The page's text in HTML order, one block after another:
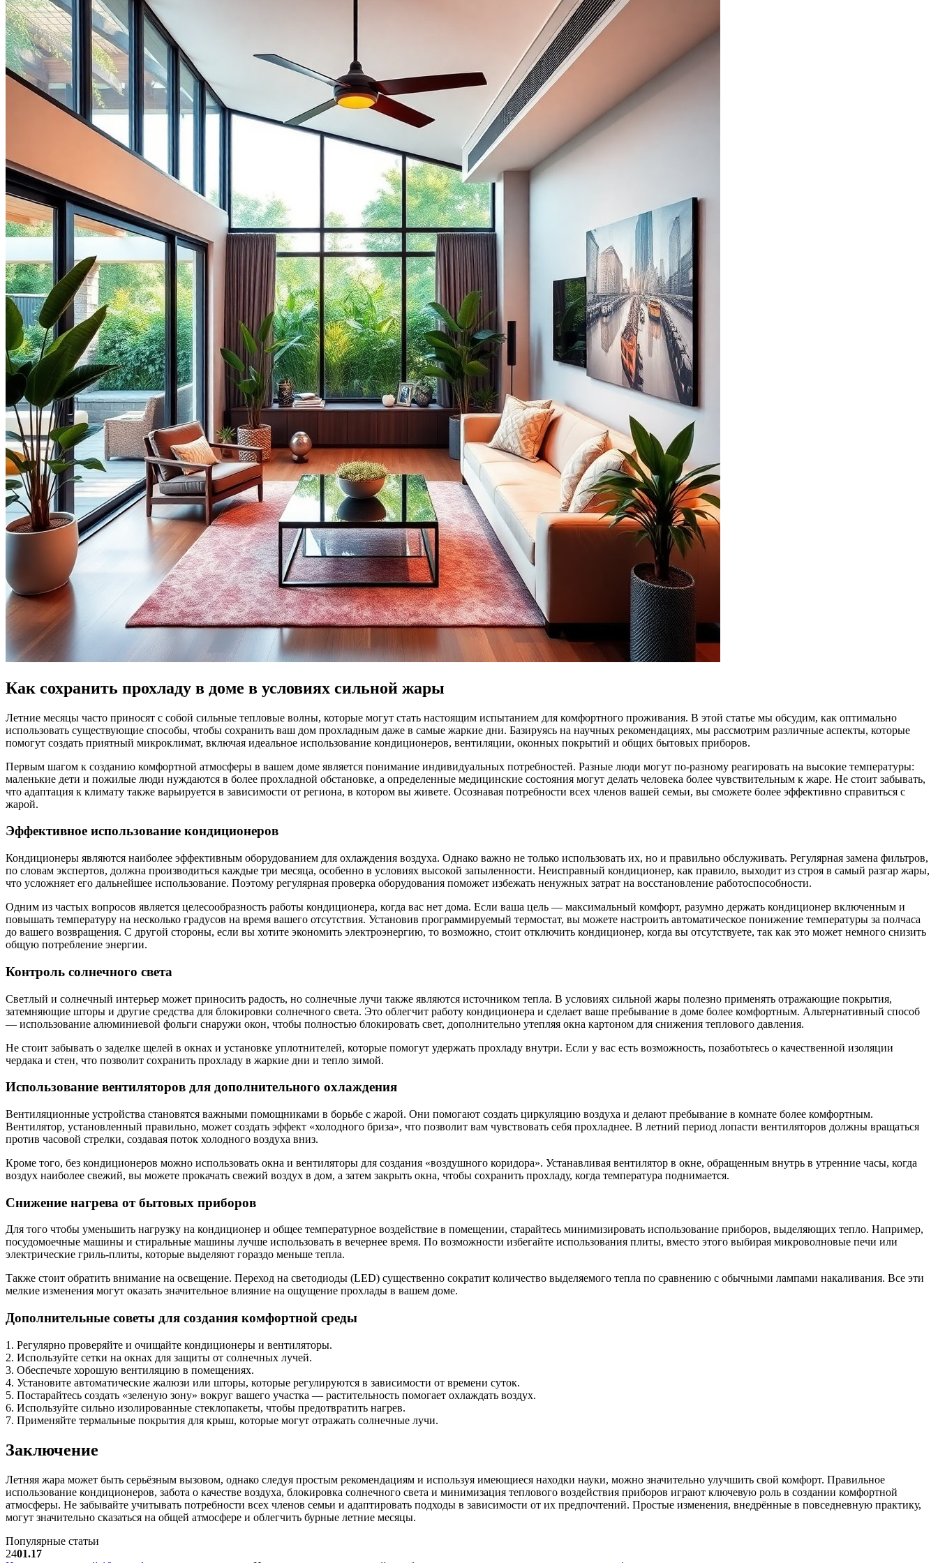
Как сохранить прохладу в доме в условиях сильной жары
Летние месяцы часто приносят с собой сильные тепловые волны, которые могут стать настоящим испытанием для комфортного проживания. В этой статье мы обсудим, как оптимально
использовать существующие способы, чтобы сохранить ваш дом прохладным даже в самые жаркие дни. Базируясь на научных рекомендациях, мы рассмотрим различные аспекты, которые
помогут создать приятный микроклимат, включая идеальное использование кондиционеров, вентиляции, оконных покрытий и общих бытовых приборов.
Первым шагом к созданию комфортной атмосферы в вашем доме является понимание индивидуальных потребностей. Разные люди могут по-разному реагировать на высокие температуры:
маленькие дети и пожилые люди нуждаются в более прохладной обстановке, а определенные медицинские состояния могут делать человека более чувствительным к жаре. Не стоит забывать,
что адаптация к климату также варьируется в зависимости от региона, в котором вы живете. Осознавая потребности всех членов вашей семьи, вы сможете более эффективно справиться с
жарой.
Эффективное использование кондиционеров
Кондиционеры являются наиболее эффективным оборудованием для охлаждения воздуха. Однако важно не только использовать их, но и правильно обслуживать. Регулярная замена фильтров,
по словам экспертов, должна производиться каждые три месяца, особенно в условиях высокой запыленности. Неисправный кондиционер, как правило, выходит из строя в самый разгар жары,
что усложняет его дальнейшее использование. Поэтому регулярная проверка оборудования поможет избежать ненужных затрат на восстановление работоспособности.
Одним из частых вопросов является целесообразность работы кондиционера, когда вас нет дома. Если ваша цель — максимальный комфорт, разумно держать кондиционер включенным и
повышать температуру на несколько градусов на время вашего отсутствия. Установив программируемый термостат, вы можете настроить автоматическое понижение температуры за полчаса
до вашего возвращения. С другой стороны, если вы хотите экономить электроэнергию, то возможно, стоит отключить кондиционер, когда вы отсутствуете, так как это может немного снизить
общую потребление энергии.
Контроль солнечного света
Светлый и солнечный интерьер может приносить радость, но солнечные лучи также являются источником тепла. В условиях сильной жары полезно применять отражающие покрытия,
затемняющие шторы и другие средства для блокировки солнечного света. Это облегчит работу кондиционера и сделает ваше пребывание в доме более комфортным. Альтернативный способ
— использование алюминиевой фольги снаружи окон, чтобы полностью блокировать свет, дополнительно утепляя окна картоном для снижения теплового давления.
Не стоит забывать о заделке щелей в окнах и установке уплотнителей, которые помогут удержать прохладу внутри. Если у вас есть возможность, позаботьтесь о качественной изоляции
чердака и стен, что позволит сохранить прохладу в жаркие дни и тепло зимой.
Использование вентиляторов для дополнительного охлаждения
Вентиляционные устройства становятся важными помощниками в борьбе с жарой. Они помогают создать циркуляцию воздуха и делают пребывание в комнате более комфортным.
Вентилятор, установленный правильно, может создать эффект «холодного бриза», что позволит вам чувствовать себя прохладнее. В летний период лопасти вентиляторов должны вращаться
против часовой стрелки, создавая поток холодного воздуха вниз.
Кроме того, без кондиционеров можно использовать окна и вентиляторы для создания «воздушного коридора». Устанавливая вентилятор в окне, обращенным внутрь в утренние часы, когда
воздух наиболее свежий, вы можете прокачать свежий воздух в дом, а затем закрыть окна, чтобы сохранить прохладу, когда температура поднимается.
Снижение нагрева от бытовых приборов
Для того чтобы уменьшить нагрузку на кондиционер и общее температурное воздействие в помещении, старайтесь минимизировать использование приборов, выделяющих тепло. Например,
посудомоечные машины и стиральные машины лучше использовать в вечернее время. По возможности избегайте использования плиты, вместо этого выбирая микроволновые печи или
электрические гриль-плиты, которые выделяют гораздо меньше тепла.
Также стоит обратить внимание на освещение. Переход на светодиоды (LED) существенно сократит количество выделяемого тепла по сравнению с обычными лампами накаливания. Все эти
мелкие изменения могут оказать значительное влияние на ощущение прохлады в вашем доме.
Дополнительные советы для создания комфортной среды
1. Регулярно проверяйте и очищайте кондиционеры и вентиляторы.
2. Используйте сетки на окнах для защиты от солнечных лучей.
3. Обеспечьте хорошую вентиляцию в помещениях.
4. Установите автоматические жалюзи или шторы, которые регулируются в зависимости от времени суток.
5. Постарайтесь создать «зеленую зону» вокруг вашего участка — растительность помогает охлаждать воздух.
6. Используйте сильно изолированные стеклопакеты, чтобы предотвратить нагрев.
7. Применяйте термальные покрытия для крыш, которые могут отражать солнечные лучи.
Заключение
Летняя жара может быть серьёзным вызовом, однако следуя простым рекомендациям и используя имеющиеся находки науки, можно значительно улучшить свой комфорт. Правильное
использование кондиционеров, забота о качестве воздуха, блокировка солнечного света и минимизация теплового воздействия приборов играют ключевую роль в создании комфортной
атмосферы. Не забывайте учитывать потребности всех членов семьи и адаптировать подходы в зависимости от их предпочтений. Простые изменения, внедрённые в повседневную практику,
могут значительно сказаться на общей атмосфере и облегчить бурные летние месяцы.
Популярные статьи
2401.17